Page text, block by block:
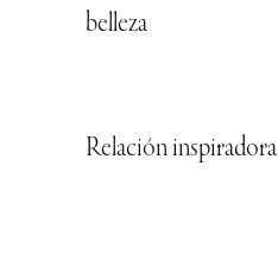
belleza
Relación inspiradora